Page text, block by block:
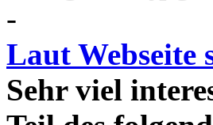
-
Laut Webseite
Sehr viel